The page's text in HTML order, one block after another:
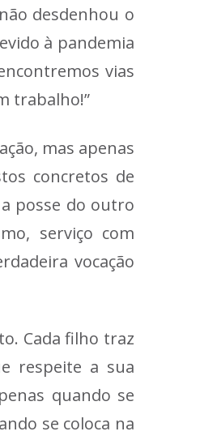
desdenhou o
à pandemia
vias
trabalho!”
mas apenas
concretos de
posse do outro
serviço com
vocação
Cada filho traz
respeite a sua
quando se
se coloca na